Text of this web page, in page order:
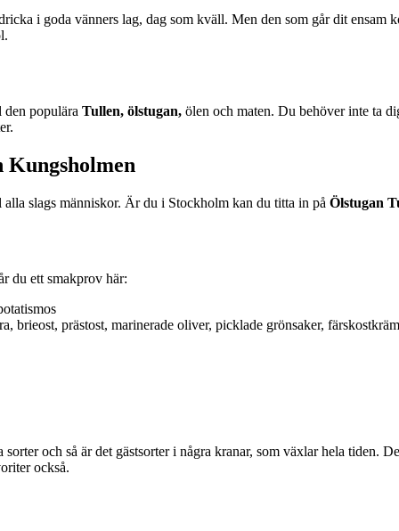
i goda vänners lag, dag som kväll. Men den som går dit ensam
populära Tullen, ölstugan, ölen och maten. Du behöver inte ta
Kungsholmen
slags människor. Är du i Stockholm kan du titta in på Ölstugan
du ett smakprov här:
brieost, prästost, marinerade oliver, picklade grönsaker,
och så är det gästsorter i några kranar, som växlar hela tiden.
också.